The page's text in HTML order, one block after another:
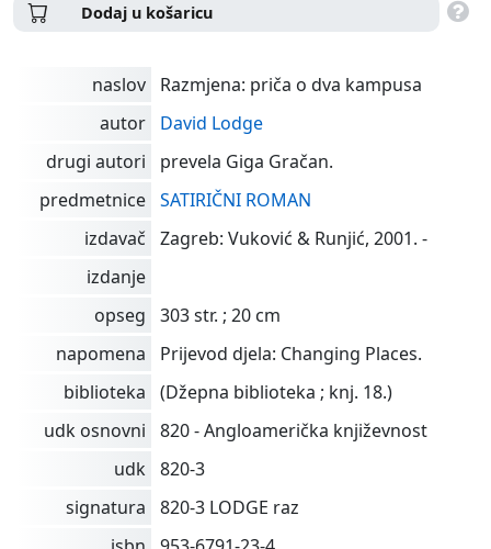
Dodaj u košaricu
naslov
Razmjena: priča o dva kampusa
autor
David Lodge
drugi autori
prevela Giga Gračan.
predmetnice SATIRIČNI ROMAN
izdavač
Zagreb: Vuković & Runjić, 2001. -
izdanje
opseg
303 str. ; 20 cm
napomena
Prijevod djela: Changing Places.
biblioteka
(Džepna biblioteka ; knj. 18.)
udk osnovni
820 - Angloamerička književnost
udk 820-3
signatura
820-3 LODGE raz